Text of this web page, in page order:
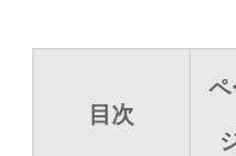
目次
ペ